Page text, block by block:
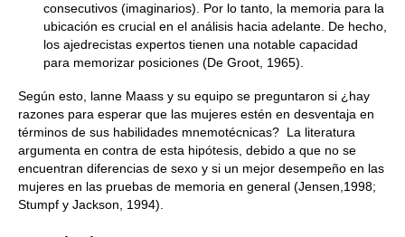
consecutivos (imaginarios). Por lo tanto, la memoria para la
ubicación es crucial en el análisis hacia adelante. De hecho,
los ajedrecistas expertos tienen una notable capacidad
para memorizar posiciones (De Groot, 1965).
Según esto, lanne Maass y su equipo se preguntaron si ¿hay
razones para esperar que las mujeres estén en desventaja en
términos de sus habilidades mnemotécnicas? La literatura
argumenta en contra de esta hipótesis, debido a que no se
encuentran diferencias de sexo y si un mejor desempeño en las
mujeres en las pruebas de memoria en general (Jensen,1998;
Stumpf y Jackson, 1994).